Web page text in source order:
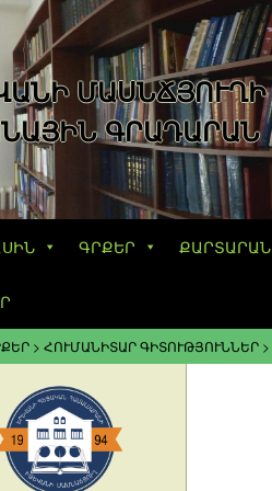
ՄԱՍՆՃՅՈՒՂԻ
ԳՐԱԴԱՐԱՆ
ԳՐՔԵՐ ՔԱՐՏԱՐԱՆ
> ՀՈՒՄԱՆԻՏԱՐ ԳԻՏՈՒԹՅՈՒՆՆԵՐ >